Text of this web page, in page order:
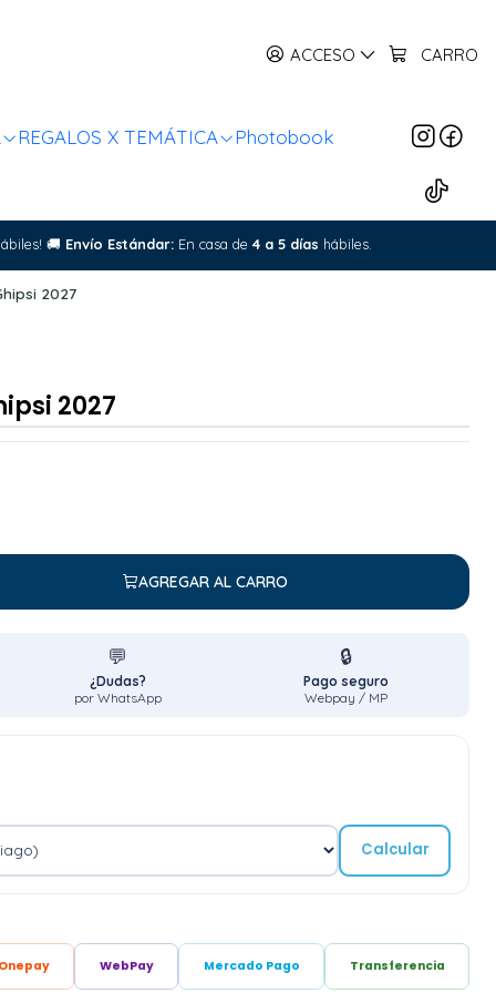
ACCESO CARRO
REGALOS X TEMÁTICA Photobook
🚚 Envío Estándar: En casa de 4 a 5 días hábiles.
2027
2027
AGREGAR AL CARRO
💬
¿Dudas?
por WhatsApp
🔒
Pago seguro
Webpay / MP
Calcular
WebPay Mercado Pago Transferencia